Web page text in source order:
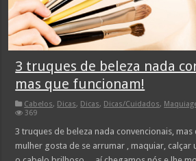
3 truques de beleza nada
mas que funcionam!
Cabelos, Dicas, Dicas, Dicas/Cuidados,
369
3 truques de beleza nada convencionais,
mulher gosta de se arrumar , maquiar, calçar